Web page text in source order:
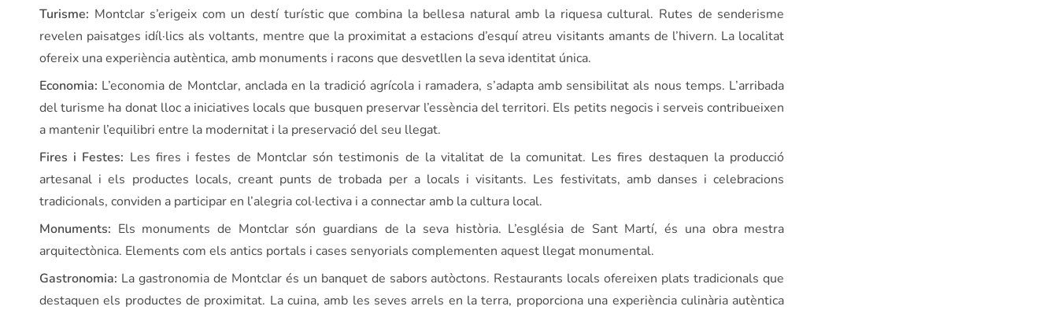
Turisme: Montclar s’erigeix com un destí turístic que combina la bellesa natural amb la riquesa cultural. Rutes de senderisme
revelen paisatges idíl·lics als voltants, mentre que la proximitat a estacions d’esquí atreu visitants amants de l’hivern. La localitat
ofereix una experiència autèntica, amb monuments i racons que desvetllen la seva identitat única.
Economia: L’economia de Montclar, anclada en la tradició agrícola i ramadera, s’adapta amb sensibilitat als nous temps. L’arribada
del turisme ha donat lloc a iniciatives locals que busquen preservar l’essència del territori. Els petits negocis i serveis contribueixen
a mantenir l’equilibri entre la modernitat i la preservació del seu llegat.
Fires i Festes: Les fires i festes de Montclar són testimonis de la vitalitat de la comunitat. Les fires destaquen la producció
artesanal i els productes locals, creant punts de trobada per a locals i visitants. Les festivitats, amb danses i celebracions
tradicionals, conviden a participar en l’alegria col·lectiva i a connectar amb la cultura local.
Monuments: Els monuments de Montclar són guardians de la seva història. L’església de Sant Martí, és una obra mestra
arquitectònica. Elements com els antics portals i cases senyorials complementen aquest llegat monumental.
Gastronomia: La gastronomia de Montclar és un banquet de sabors autòctons. Restaurants locals ofereixen plats tradicionals que
destaquen els productes de proximitat. La cuina, amb les seves arrels en la terra, proporciona una experiència culinària autèntica